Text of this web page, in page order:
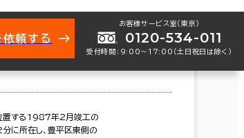
置する1987年2月竣工の
に所在し、豊平区東側の
依頼する
お客様サービス室（東京）
0120-534-011
受付時間：9:00〜17:00（土日祝日は除く）